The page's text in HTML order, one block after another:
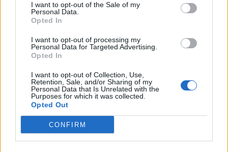
I want to opt-out of the Sale of my
Personal Data.
Opted In
I want to opt-out of processing my
Personal Data for Targeted Advertising.
Opted In
I want to opt-out of Collection, Use,
Retention, Sale, and/or Sharing of my
Personal Data that Is Unrelated with the
Purposes for which it was collected.
Opted Out
CONFIRM
później – jest to zwyczajnie nieuniknione. Ma
ono różne źródła i czasami jest efektem
świadomego postępowania człowieka, a
czasami można je nazwać niezawinionym.
Szukaj